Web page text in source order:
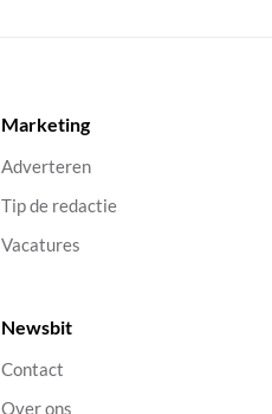
Marketing
Adverteren
Tip de redactie
Vacatures
Newsbit
Contact
Over ons